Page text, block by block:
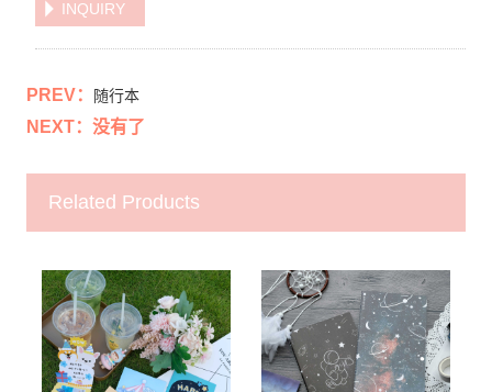
INQUIRY
PREV： 随行本
NEXT：没有了
Related Products